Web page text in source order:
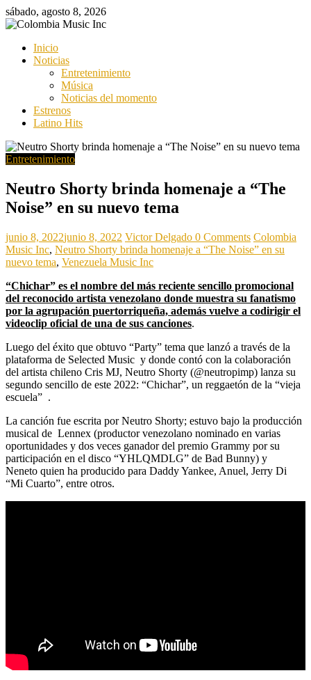
Saltar
al
sábado, agosto 8, 2026
Music
Music
Inicio
Noticias
Entretenimiento
Música
Noticias del momento
Estrenos
Latino Hits
Entretenimiento
Neutro Shorty brinda homenaje a “The
Noise” en su nuevo tema
junio 8, 2022junio 8, 2022 Victor Delgado 0 Comments Colombia
Music Inc, Neutro Shorty brinda homenaje a “The Noise” en su
nuevo tema, Venezuela Music Inc
“Chichar” es el nombre del más reciente sencillo promocional
del reconocido artista venezolano donde muestra su fanatismo
por la agrupación puertorriqueña, además vuelve a codirigir el
videoclip oficial de una de sus canciones.
Luego del éxito que obtuvo “Party” tema que lanzó a través de la
plataforma de Selected Music y donde contó con la colaboración
del artista chileno Cris MJ, Neutro Shorty (@neutropimp) lanza su
segundo sencillo de este 2022: “Chichar”, un reggaetón de la “vieja
escuela” .
La canción fue escrita por Neutro Shorty; estuvo bajo la producción
musical de Lennex (productor venezolano nominado en varias
oportunidades y dos veces ganador del premio Grammy por su
participación en el disco “YHLQMDLG” de Bad Bunny) y
Neneto quien ha producido para Daddy Yankee, Anuel, Jerry Di
“Mi Cuarto”, entre otros.